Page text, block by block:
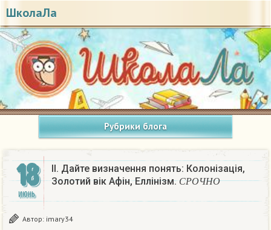
ШколаЛа
Рубрики блога
18
ИЮНЬ
II. Дайте визначення понять: Колонізація,
Золотий вік Афін, Еллінізм.
С Р О Ч Н О
С РОЧНО
Автор: imary34